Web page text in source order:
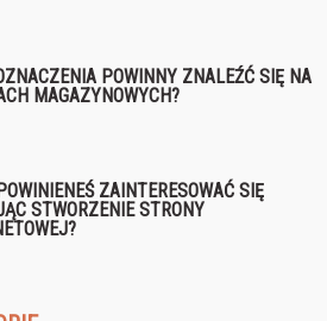
POWINNY ZNALEŹĆ SIĘ NA
MAGAZYNOWYCH?
ZAINTERESOWAĆ SIĘ
STWORZENIE STRONY